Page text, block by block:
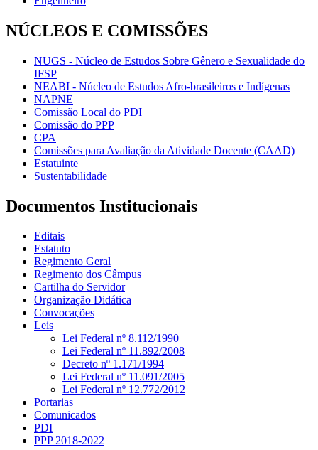
NÚCLEOS E COMISSÕES
NUGS - Núcleo de Estudos Sobre Gênero e Sexualidade do
IFSP
NEABI - Núcleo de Estudos Afro-brasileiros e Indígenas
NAPNE
Comissão Local do PDI
Comissão do PPP
CPA
Comissões para Avaliação da Atividade Docente (CAAD)
Estatuinte
Sustentabilidade
Documentos Institucionais
Editais
Estatuto
Regimento Geral
Regimento dos Câmpus
Cartilha do Servidor
Organização Didática
Convocações
Leis
Lei Federal nº 8.112/1990
Lei Federal nº 11.892/2008
Decreto nº 1.171/1994
Lei Federal nº 11.091/2005
Lei Federal nº 12.772/2012
Portarias
Comunicados
PDI
PPP 2018-2022